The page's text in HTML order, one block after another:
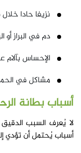
نزيفا حادا
دم في البراز أو
الإحساس
مشاكل في
أسباب بطانة
لا يُعرف السبب الدقيق
أسباب يُحتمل أن تؤدي